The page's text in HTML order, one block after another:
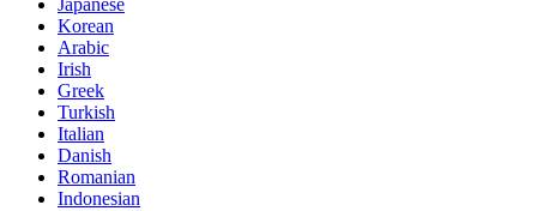
Japanese
Korean
Arabic
Irish
Greek
Turkish
Italian
Danish
Romanian
Indonesian